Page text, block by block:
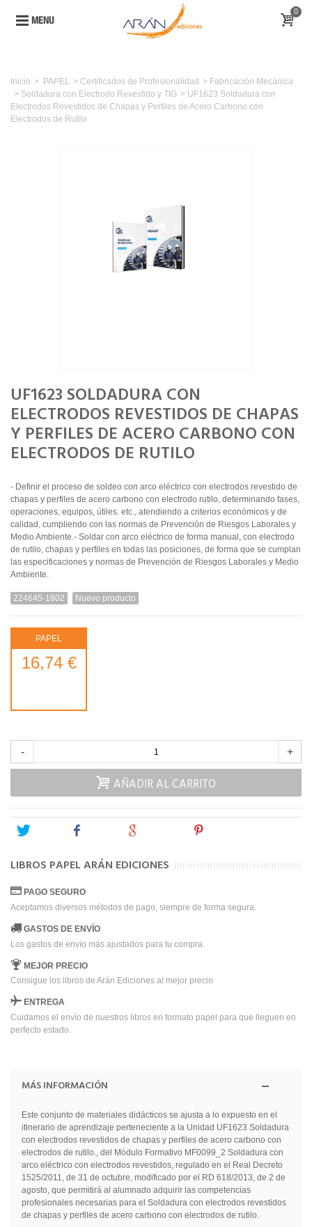
MENU
0
Inicio > PAPEL > Certificados de Profesionalidad > Fabricación Mecánica
> Soldadura con Electrodo Revestido y TIG > UF1623 Soldadura con
Electrodos Revestidos de Chapas y Perfiles de Acero Carbono con
Electrodos de Rutilo
UF1623 SOLDADURA CON
ELECTRODOS REVESTIDOS DE CHAPAS
Y PERFILES DE ACERO CARBONO CON
ELECTRODOS DE RUTILO
- Definir el proceso de soldeo con arco eléctrico con electrodos revestido de
chapas y perfiles de acero carbono con electrodo rutilo, determinando fases,
operaciones, equipos, útiles. etc., atendiendo a criterios económicos y de
calidad, cumpliendo con las normas de Prevención de Riesgos Laborales y
Medio Ambiente.- Soldar con arco eléctrico de forma manual, con electrodo
de rutilo, chapas y perfiles en todas las posiciones, de forma que se cumplan
las especificaciones y normas de Prevención de Riesgos Laborales y Medio
Ambiente.
224645-1802 Nuevo producto
PAPEL
16,74 €
- +
AÑADIR AL CARRITO
Tweet
LIBROS PAPEL ARÁN EDICIONES
PAGO SEGURO
Aceptamos diversos métodos de pago, siempre de forma segura.
GASTOS DE ENVÍO
Los gastos de envío más ajustados para tu compra.
MEJOR PRECIO
Consigue los libros de Arán Ediciones al mejor precio
ENTREGA
Cuidamos el envío de nuestros libros en formato papel para que lleguen en
perfecto estado.
MÁS INFORMACIÓN
Este conjunto de materiales didácticos se ajusta a lo expuesto en el
itinerario de aprendizaje perteneciente a la Unidad UF1623 Soldadura
con electrodos revestidos de chapas y perfiles de acero carbono con
electrodos de rutilo., del Módulo Formativo MF0099_2 Soldadura con
arco eléctrico con electrodos revestidos, regulado en el Real Decreto
1525/2011, de 31 de octubre, modificado por el RD 618/2013, de 2 de
agosto, que permitirá al alumnado adquirir las competencias
profesionales necesarias para el Soldadura con electrodos revestidos
de chapas y perfiles de acero carbono con electrodos de rutilo.